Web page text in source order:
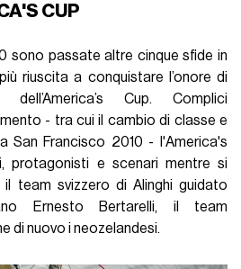
CUP
sono passate altre cinque sfide in
riuscita a conquistare l’onore di
Cup. Complici
- tra cui il cambio di classe e
San Francisco 2010 - l'America's
protagonisti e scenari mentre si
team svizzero di Alinghi guidato
Ernesto Bertarelli, il team
di nuovo i neozelandesi.